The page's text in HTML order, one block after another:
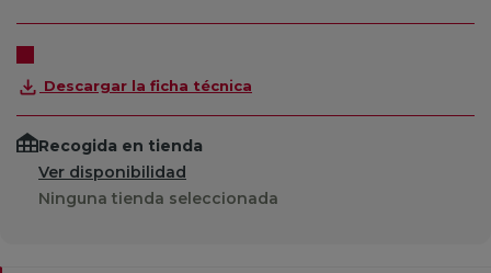
Descargar la ficha técnica
Recogida en tienda
Ver disponibilidad
Ninguna tienda seleccionada